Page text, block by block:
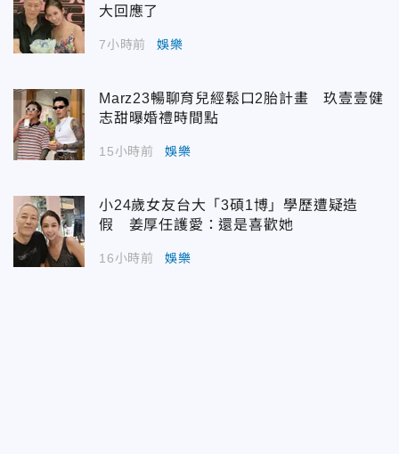
大回應了
7小時前 娛樂
Marz23暢聊育兒經鬆口2胎計畫 玖壹壹健
志甜曝婚禮時間點
15小時前 娛樂
小24歲女友台大「3碩1博」學歷遭疑造
假 姜厚任護愛：還是喜歡她
16小時前 娛樂